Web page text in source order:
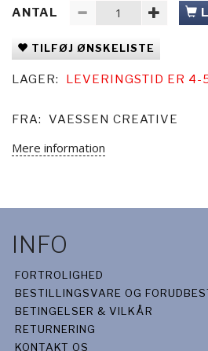
ANTAL
TILFØJ ØNSKELISTE
LAGER: LEVERINGSTID ER 4-
FRA: VAESSEN CREATIVE
Mere information
INFO
FORTROLIGHED
BESTILLINGSVARE OG
BETINGELSER & VILKÅR
RETURNERING
KONTAKT OS